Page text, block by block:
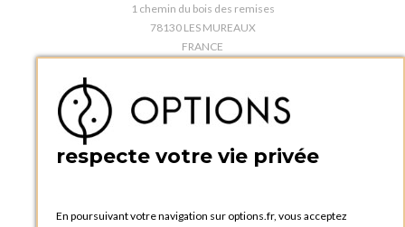
1 chemin du bois des remises
78130 LES MUREAUX
FRANCE
BOUTIQUE OPTIONS - PARIS 5E
5 quai de la tournelle
FRANCE
OPTIONS ROUEN
respecte votre vie privée
En poursuivant votre navigation sur options.fr, vous acceptez